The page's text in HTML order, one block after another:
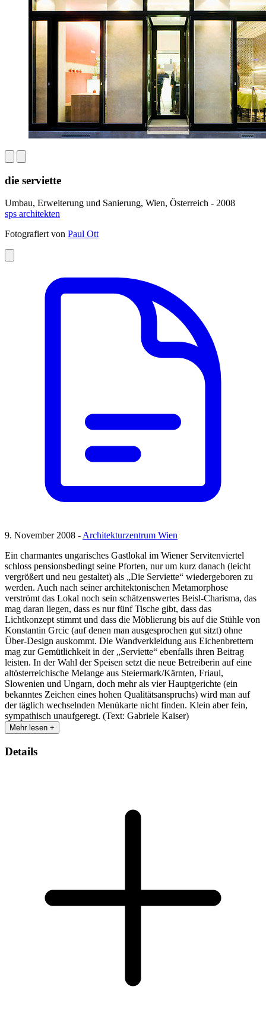
die serviette
Umbau, Erweiterung und Sanierung, Wien, Österreich - 2008
sps architekten
Fotografiert von Paul Ott
9. November 2008 -Architekturzentrum Wien
Ein charmantes ungarisches Gastlokal im Wiener Servitenviertel
schloss pensionsbedingt seine Pforten, nur um kurz danach (leicht
vergrößert und neu gestaltet) als „Die Serviette“ wiedergeboren zu
werden. Auch nach seiner architektonischen Metamorphose
verströmt das Lokal noch sein schätzenswertes Beisl-Charisma, das
mag daran liegen, dass es nur fünf Tische gibt, dass das
Lichtkonzept stimmt und dass die Möblierung bis auf die Stühle von
Konstantin Grcic (auf denen man ausgesprochen gut sitzt) ohne
Über-Design auskommt. Die Wandverkleidung aus Eichenbrettern
mag zur Gemütlichkeit in der „Serviette“ ebenfalls ihren Beitrag
leisten. In der Wahl der Speisen setzt die neue Betreiberin auf eine
altösterreichische Melange aus Steiermark/Kärnten, Friaul,
Slowenien und Ungarn, doch mehr als vier Hauptgerichte (ein
bekanntes Zeichen eines hohen Qualitätsanspruchs) wird man auf
der täglich wechselnden Menükarte nicht finden. Klein aber fein,
sympathisch unaufgeregt. (Text: Gabriele Kaiser)
Mehr lesen +
Details